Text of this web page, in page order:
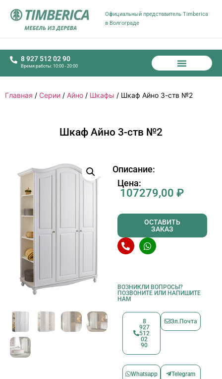
Официальный представитель Timberica
в Волгограде
8 927 512 02 90
Время работы: 10:00 - 20:00
Главная / Серии / Айно / Шкафы / Шкаф Айно 3-ств №2
Шкаф Айно 3-ств №2
Описание:
Цена:
107279,00 ₽
ОСТАВИТЬ
ЗАКАЗ
ВОЗНИКЛИ ВОПРОСЫ?
ПОЗВОНИТЕ ИЛИ НАПИШИТЕ
НАМ
8
927
512
02
90
Эл.Почта
Whatsapp Telegram